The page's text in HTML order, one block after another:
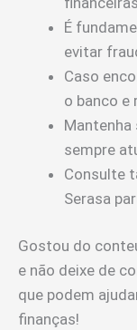
É
evitar
Caso
o banco e
sempre
Consulte
Serasa
Gostou do
e não deixe de
que podem
finanças!